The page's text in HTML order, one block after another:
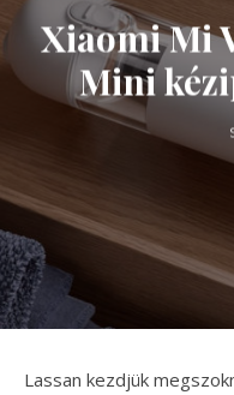
Xiaomi Mi
Mini
Lassan kezdjük